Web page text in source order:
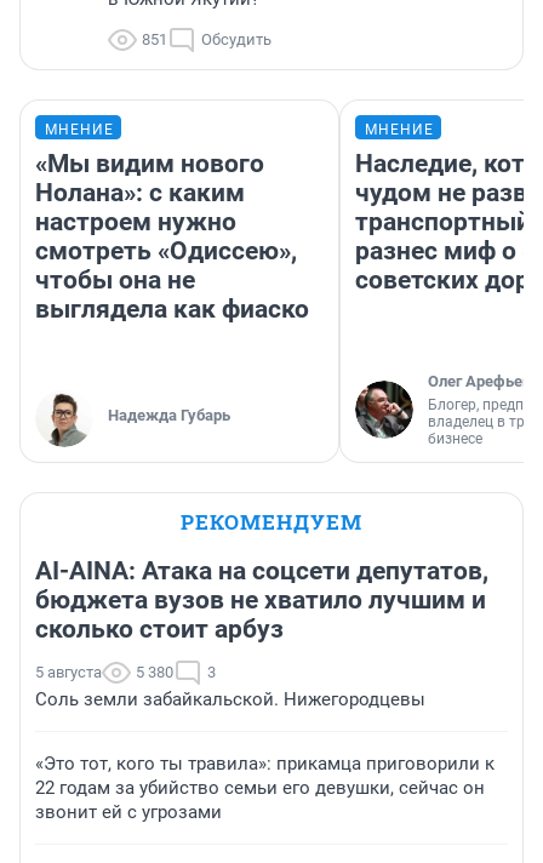
851 Обсудить
МНЕНИЕ
«Мы видим нового
Нолана»: с каким
настроем нужно
смотреть «Одиссею»,
чтобы она не
выглядела как фиаско
Надежда Губарь
МНЕНИЕ
Наследие,
чудом не
транспортный
разнес миф о
советских
Олег Арефьев
Блогер,
владелец в
бизнесе
РЕКОМЕНДУЕМ
AI-AINA: Атака на соцсети депутатов,
бюджета вузов не хватило лучшим и
сколько стоит арбуз
5 августа 5 380 3
Соль земли забайкальской. Нижегородцевы
«Это тот, кого ты травила»: прикамца приговорили к
22 годам за убийство семьи его девушки, сейчас он
звонит ей с угрозами